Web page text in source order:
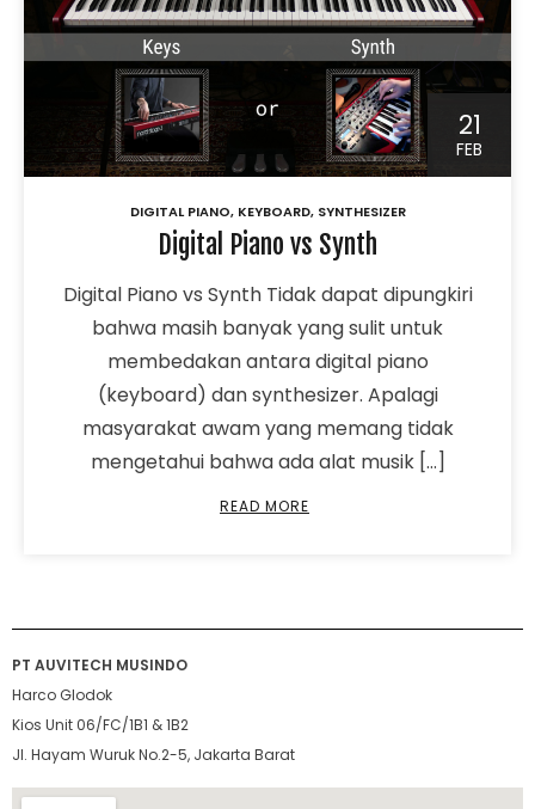
21
FEB
DIGITAL PIANO, KEYBOARD, SYNTHESIZER
Digital Piano vs Synth
Digital Piano vs Synth Tidak dapat dipungkiri
bahwa masih banyak yang sulit untuk
membedakan antara digital piano
(keyboard) dan synthesizer. Apalagi
masyarakat awam yang memang tidak
mengetahui bahwa ada alat musik […]
READ MORE
PT AUVITECH MUSINDO
Harco Glodok
Kios Unit 06/FC/1B1 & 1B2
Jl. Hayam Wuruk No.2-5, Jakarta Barat